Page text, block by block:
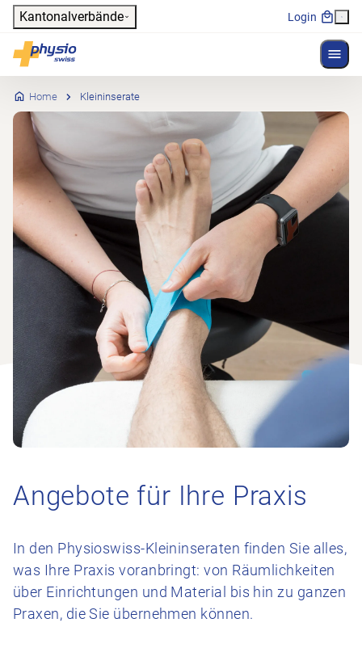
Header
Kantonalverbände Login
Physioswiss
Hauptnavigation
Home Kleininserate
Angebote für Ihre Praxis
In den Physioswiss-Kleininseraten finden Sie alles,
was Ihre Praxis voranbringt: von Räumlichkeiten
über Einrichtungen und Material bis hin zu ganzen
Praxen, die Sie übernehmen können.